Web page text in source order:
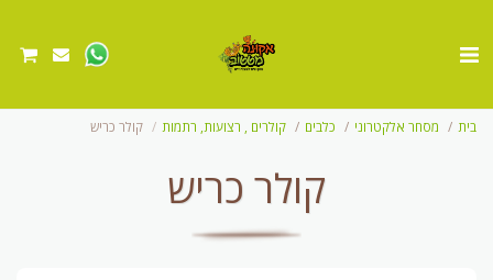
בית מסחר אלקטרוני כלבים קולרים , רצועות, רתמות קולר כריש
קולר כריש